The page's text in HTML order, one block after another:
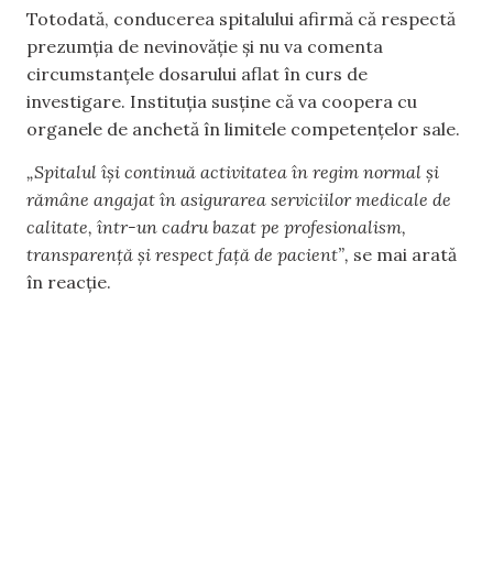
Totodată, conducerea spitalului afirmă că respectă
prezumția de nevinovăție și nu va comenta
circumstanțele dosarului aflat în curs de
investigare. Instituția susține că va coopera cu
organele de anchetă în limitele competențelor sale.
„Spitalul își continuă activitatea în regim normal și
rămâne angajat în asigurarea serviciilor medicale de
calitate, într-un cadru bazat pe profesionalism,
transparență și respect față de pacient”, se mai arată
în reacție.